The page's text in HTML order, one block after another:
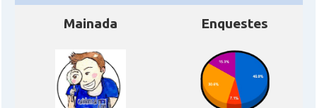
Mainada Enquestes